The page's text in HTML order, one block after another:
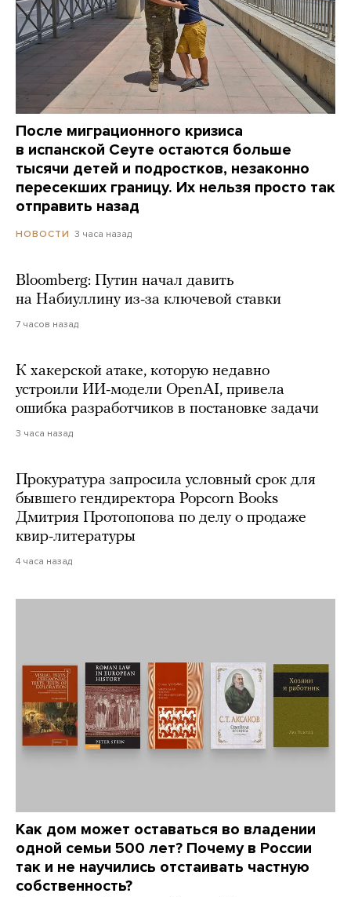
После миграционного кризиса
в испанской Сеуте остаются больше
тысячи детей и подростков, незаконно
пересекших границу. Их нельзя просто так
отправить назад
НОВОСТИ 3 часа назад
Bloomberg: Путин начал давить
на Набиуллину из-за ключевой ставки
7 часов назад
К хакерской атаке, которую недавно
устроили ИИ-модели OpenAI, привела
ошибка разработчиков в постановке задачи
3 часа назад
Прокуратура запросила условный срок для
бывшего гендиректора Popcorn Books
Дмитрия Протопопова по делу о продаже
квир-литературы
4 часа назад
Как дом может оставаться во владении
одной семьи 500 лет? Почему в России
так и не научились отстаивать частную
собственность?